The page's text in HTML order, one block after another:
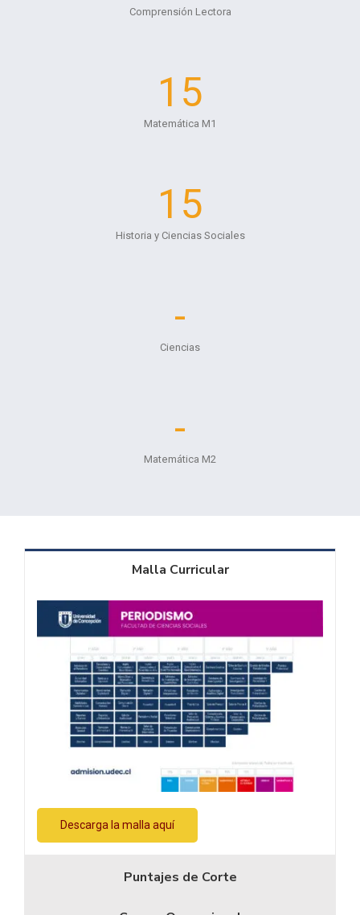
Comprensión Lectora
15
Matemática M1
15
Historia y Ciencias Sociales
-
Ciencias
-
Matemática M2
Malla Curricular
Descarga la malla aquí
Puntajes de Corte